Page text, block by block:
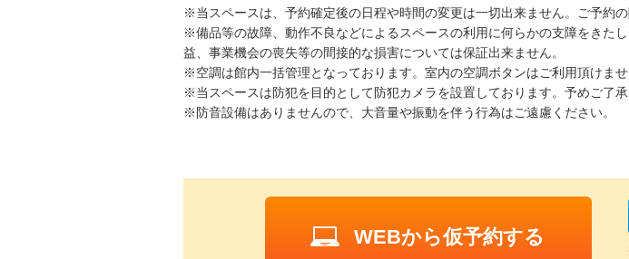
※当スペースは、予約確定後の日程や時間の変更は一切出来ません。ご予約
※備品等の故障、動作不良などによるスペースの利用に何らかの支障をきた
益、事業機会の喪失等の間接的な損害については保証出来ません。
※空調は館内一括管理となっております。室内の空調ボタンはご利用頂けませ
※当スペースは防犯を目的として防犯カメラを設置しております。予めご了承
※防音設備はありませんので、大音量や振動を伴う行為はご遠慮ください。
WEBから仮予約する